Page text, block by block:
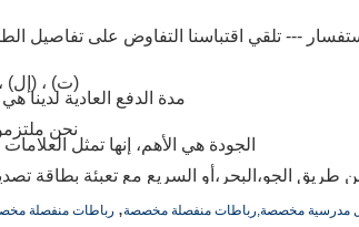
--- تلقي اقتباسنا التفاوض على تفاصيل
(ت) ، (إل)
مدة الدفع العادية لدينا هي 30% كإيداع وتوازن قبل التسليم.
نحن ملتزمون بنسبة
الجودة هي الأهم، إنها تمثل
طريق الجو،البحر،أو السريع مع تعبئة بطاقة
مدرسية مخصصة,رباطات منفصلة مخصصة, رباطات منفصلة